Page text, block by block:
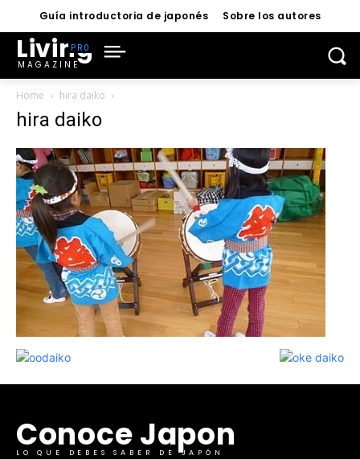
Guía introductoria de japonés Sobre los autores
Living
MAGAZINE
Home hira daiko
hira daiko
Conoce Japon
LO QUE DEBES SABER DE JAPÓN